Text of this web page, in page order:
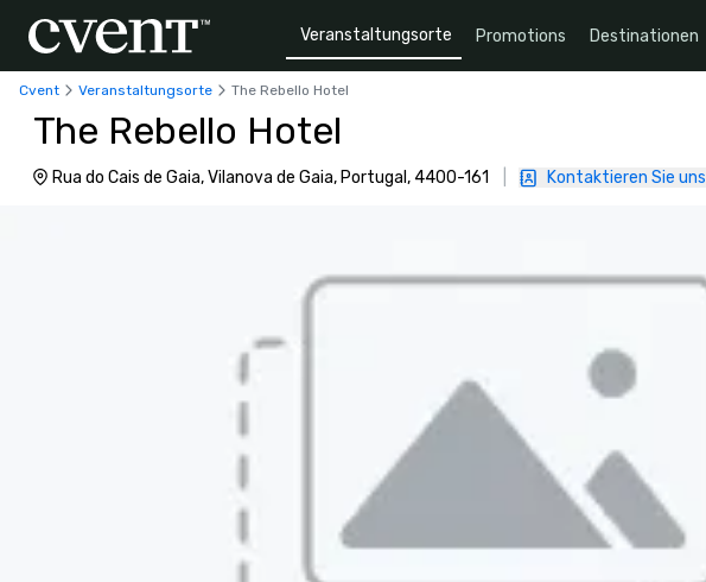
Veranstaltungsorte Promotions Destinationen
Cvent Veranstaltungsorte The Rebello Hotel
The Rebello Hotel
Rua do Cais de Gaia, Vilanova de Gaia, Portugal, 4400-161 Kontaktieren Sie uns